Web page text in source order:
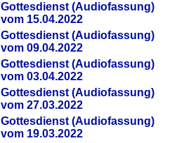
Gottesdienst (Audiofassung)
vom 15.04.2022
Gottesdienst (Audiofassung)
vom 09.04.2022
Gottesdienst (Audiofassung)
vom 03.04.2022
Gottesdienst (Audiofassung)
vom 27.03.2022
Gottesdienst (Audiofassung)
vom 19.03.2022